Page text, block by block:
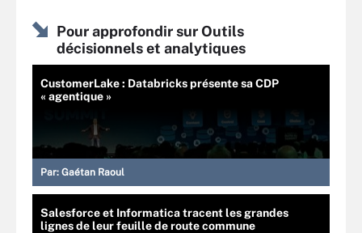
Pour approfondir sur Outils
décisionnels et analytiques
CustomerLake : Databricks présente sa CDP
« agentique »
Par: Gaétan Raoul
Salesforce et Informatica tracent les grandes
lignes de leur feuille de route commune